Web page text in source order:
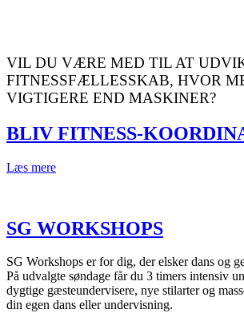
VIL DU VÆRE MED TIL AT
FITNESSFÆLLESSKAB, HVOR
VIGTIGERE END MASKINER?
BLIV FITNESS-
Læs mere
SG WORKSHOPS
SG Workshops er for dig, der elsker dans og
På udvalgte søndage får du 3 timers intensiv
dygtige gæsteundervisere, nye stilarter og
din egen dans eller undervisning.